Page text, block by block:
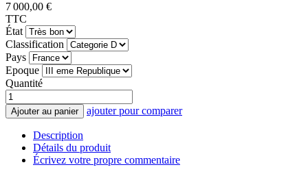
7 000,00 €
TTC
État
Classification
Pays
Epoque
Quantité
Ajouter au panier ajouter pour comparer
Description
Détails du produit
Écrivez votre propre commentaire